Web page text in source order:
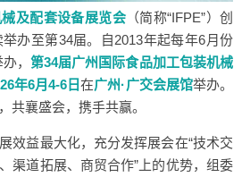
及配套设备展览会 （简称“IFPE”）创
办至第34届。自2013年起每年6月份
， 第34届广州国际食品加工包装机械
年6月4-6日在广州·广交会展馆举办。
共襄盛会，携手共赢。
效益最大化，充分发挥展会在“技术交
渠道拓展、商贸合作”上的优势，组委